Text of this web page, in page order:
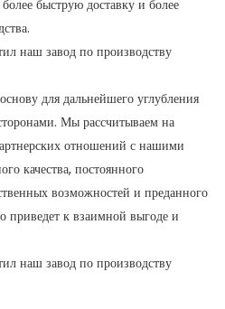
быструю доставку и более
для дальнейшего углубления
Мы рассчитываем на
отношений с нашими
качества, постоянного
возможностей и преданного
приведет к взаимной выгоде и